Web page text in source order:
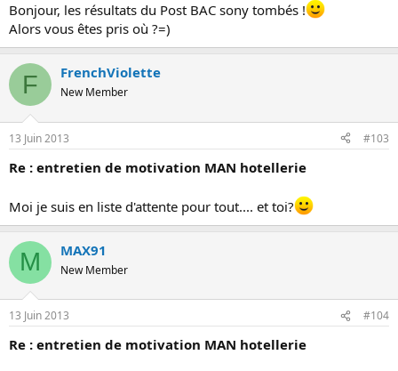
Bonjour, les résultats du Post BAC sony tombés !
Alors vous êtes pris où ?=)
F FrenchViolette
New Member
13 Juin 2013 #103
Re : entretien de motivation MAN hotellerie
Moi je suis en liste d'attente pour tout.... et toi?
M MAX91
New Member
13 Juin 2013 #104
Re : entretien de motivation MAN hotellerie